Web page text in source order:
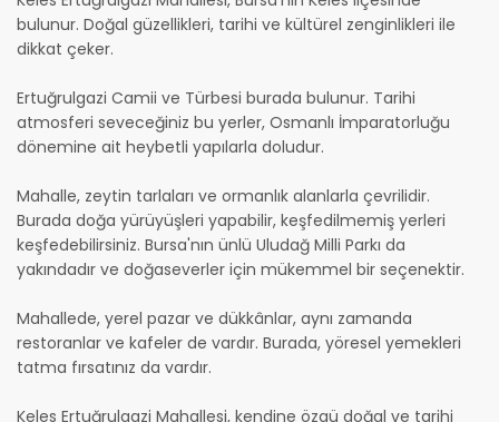
bulunur. Doğal güzellikleri, tarihi ve kültürel zenginlikleri ile
dikkat çeker.
Ertuğrulgazi Camii ve Türbesi burada bulunur. Tarihi
atmosferi seveceğiniz bu yerler, Osmanlı İmparatorluğu
dönemine ait heybetli yapılarla doludur.
Mahalle, zeytin tarlaları ve ormanlık alanlarla çevrilidir.
Burada doğa yürüyüşleri yapabilir, keşfedilmemiş yerleri
keşfedebilirsiniz. Bursa'nın ünlü Uludağ Milli Parkı da
yakındadır ve doğaseverler için mükemmel bir seçenektir.
Mahallede, yerel pazar ve dükkânlar, aynı zamanda
restoranlar ve kafeler de vardır. Burada, yöresel yemekleri
tatma fırsatınız da vardır.
Keles Ertuğrulgazi Mahallesi, kendine özgü doğal ve tarihi